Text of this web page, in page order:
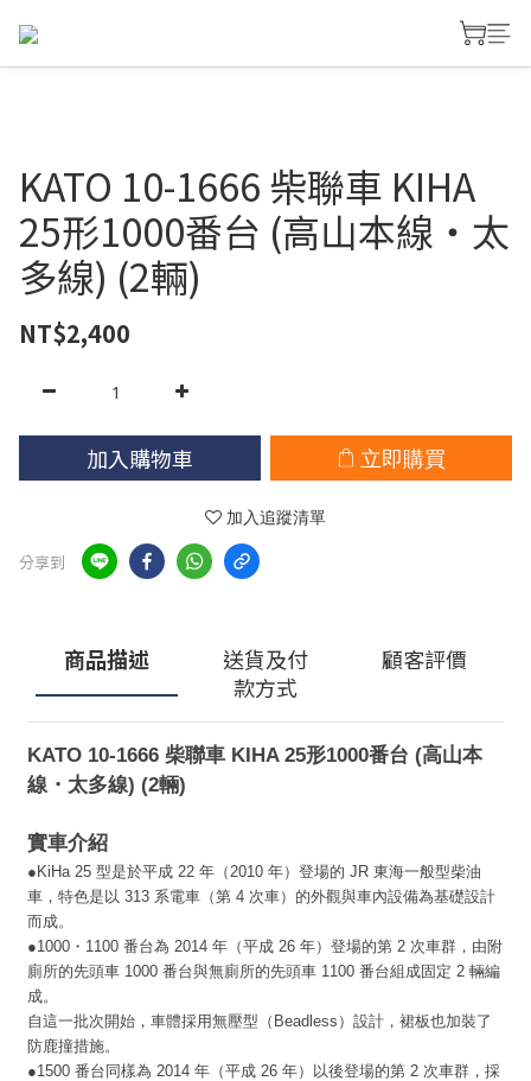
KATO 10-1666 柴聯車 KIHA
25形1000番台 (高山本線・太
多線) (2輛)
NT$2,400
加入購物車 立即購買
加入追蹤清單
分享到
商品描述
送貨及付
款方式
顧客評價
KATO 10-1666 柴聯車 KIHA 25形1000番台 (高山本
線・太多線) (2輛)
實車介紹
●KiHa 25 型是於平成 22 年（2010 年）登場的 JR 東海一般型柴油
車，特色是以 313 系電車（第 4 次車）的外觀與車內設備為基礎設計
而成。
●1000・1100 番台為 2014 年（平成 26 年）登場的第 2 次車群，由附
廁所的先頭車 1000 番台與無廁所的先頭車 1100 番台組成固定 2 輛編
成。
自這一批次開始，車體採用無壓型（Beadless）設計，裙板也加裝了
防鹿撞措施。
●1500 番台同樣為 2014 年（平成 26 年）以後登場的第 2 次車群，採